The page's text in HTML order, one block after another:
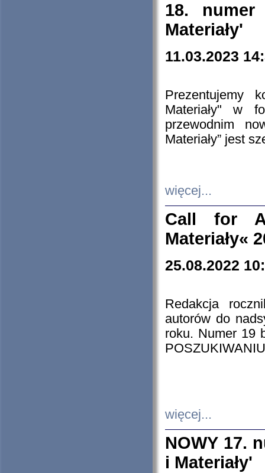
18. numer
Materiały'
11.03.2023
Prezentujemy
Materiały" w
przewodnim
Materiały” jest
więcej...
Call for
Materiały«
25.08.2022
Redakcja
autorów do
roku. Numer 19
więcej...
NOWY 17.
i Materiały'